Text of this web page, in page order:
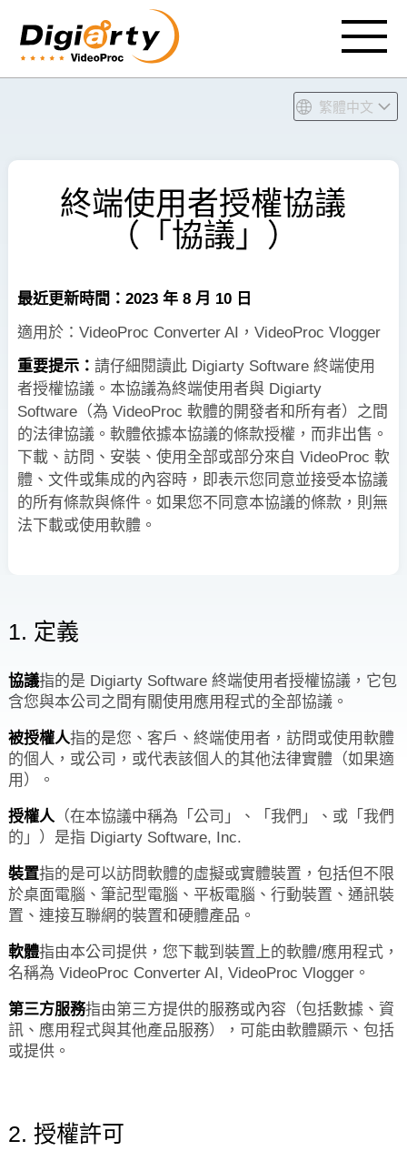
繁體中文
終端使用者授權協議
（「協議」）
最近更新時間：2023 年 8 月 10 日
適用於：VideoProc Converter AI，VideoProc Vlogger
重要提示： 請仔細閱讀此 Digiarty Software 終端使用
者授權協議。本協議為終端使用者與 Digiarty
Software（為 VideoProc 軟體的開發者和所有者）之間
的法律協議。軟體依據本協議的條款授權，而非出售。
下載、訪問、安裝、使用全部或部分來自 VideoProc 軟
體、文件或集成的內容時，即表示您同意並接受本協議
的所有條款與條件。如果您不同意本協議的條款，則無
法下載或使用軟體。
1. 定義
協議指的是 Digiarty Software 終端使用者授權協議，它包
含您與本公司之間有關使用應用程式的全部協議。
被授權人指的是您、客戶、終端使用者，訪問或使用軟體
的個人，或公司，或代表該個人的其他法律實體（如果適
用）。
授權人（在本協議中稱為「公司」、「我們」、或「我們
的」）是指 Digiarty Software, Inc.
裝置指的是可以訪問軟體的虛擬或實體裝置，包括但不限
於桌面電腦、筆記型電腦、平板電腦、行動裝置、通訊裝
置、連接互聯網的裝置和硬體產品。
軟體指由本公司提供，您下載到裝置上的軟體/應用程式，
名稱為 VideoProc Converter AI, VideoProc Vlogger。
第三方服務指由第三方提供的服務或內容（包括數據、資
訊、應用程式與其他產品服務），可能由軟體顯示、包括
或提供。
2. 授權許可